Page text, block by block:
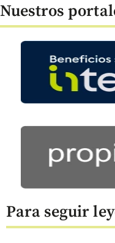
Nuestros
Para seguir